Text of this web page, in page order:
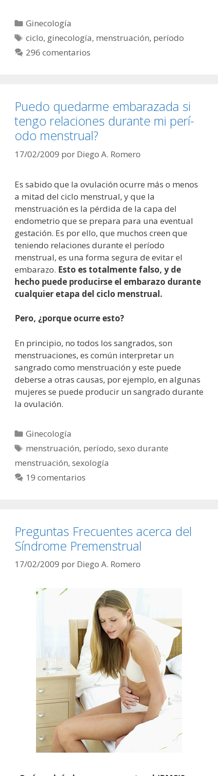
Categorías
Ginecología
Etiquetas
ciclo, ginecología, menstruación, período
296 comentarios
Puedo quedarme embarazada si
tengo relaciones durante mi perí­
odo menstrual?
17/02/2009 por Diego A. Romero
Es sabido que la ovulación ocurre más o menos
a mitad del ciclo menstrual, y que la
menstruación es la pérdida de la capa del
endometrio que se prepara para una eventual
gestación. Es por ello, que muchos creen que
teniendo relaciones durante el período
menstrual, es una forma segura de evitar el
embarazo. Esto es totalmente falso, y de
hecho puede producirse el embarazo durante
cualquier etapa del ciclo menstrual.
Pero, ¿porque ocurre esto?
En principio, no todos los sangrados, son
menstruaciones, es común interpretar un
sangrado como menstruación y este puede
deberse a otras causas, por ejemplo, en algunas
mujeres se puede producir un sangrado durante
la ovulación.
Categorías
Ginecología
Etiquetas
menstruación, período,sexo durante
menstruación, sexología
19 comentarios
Preguntas Frecuentes acerca del
Síndrome Premenstrual
17/02/2009 por Diego A. Romero